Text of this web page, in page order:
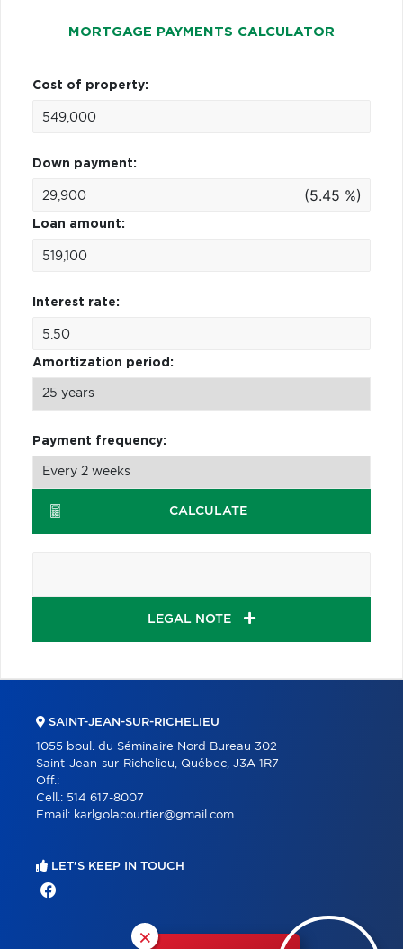
MORTGAGE PAYMENTS CALCULATOR
Cost of property:
Down payment:
(5.45 %)
Loan amount:
Interest rate:
Amortization period:
Payment frequency:
CALCULATE
LEGAL NOTE
×
SAINT-JEAN-SUR-RICHELIEU
1055 boul. du Séminaire Nord Bureau 302
Saint-Jean-sur-Richelieu, Québec, J3A 1R7
Off.:
Cell.: 514 617-8007
Email: karlgolacourtier@gmail.com
LET'S KEEP IN TOUCH